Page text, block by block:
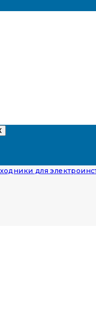
для